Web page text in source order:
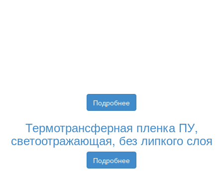
Подробнее
Термотрансферная пленка ПУ,
светоотражающая, без липкого слоя
Подробнее